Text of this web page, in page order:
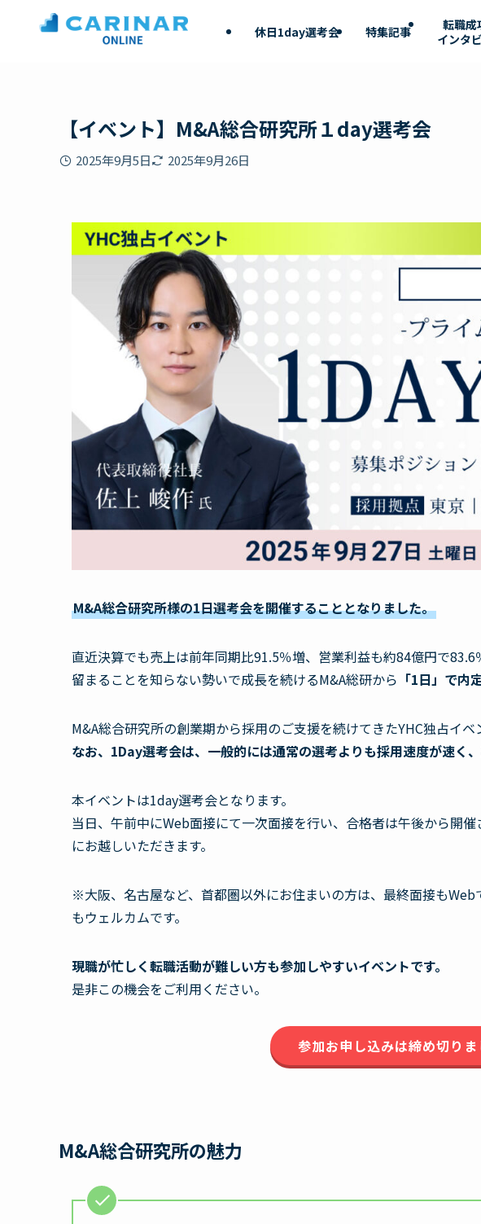
休日1day選考会 特集記事
転職成
インタ
【イベント】M&A総合研究所１day選考会
2025年9月5日 2025年9月26日
M&A総合研究所様の1日選考会を開催することとなりました。
直近決算でも売上は前年同期比91.5％増、営業利益も約84億円で83.6
留まることを知らない勢いで成長を続けるM&A総研から 「1日」で内
M&A総合研究所の創業期から採用のご支援を続けてきたYHC独占イベ
なお、1Day選考会は、一般的には通常の選考よりも採用速度が速く
本イベントは1day選考会となります。
当日、午前中にWeb面接にて一次面接を行い、合格者は午後から開催
にお越しいただきます。
※大阪、名古屋など、首都圏以外にお住まいの方は、最終面接も
もウェルカムです。
現職が忙しく転職活動が難しい方も参加しやすいイベントです。
是非この機会をご利用ください。
参加お申し込みは締め切りま
M&A総合研究所の魅力